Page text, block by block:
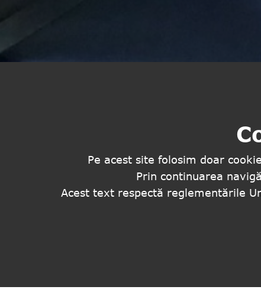
Pe acest site folosim doar
Prin continuarea
Acest text respectă reglementările